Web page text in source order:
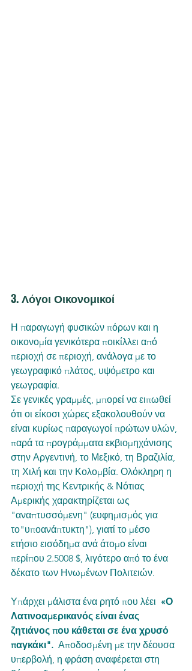
3. Λόγοι Οικονομικοί
Η παραγωγή φυσικών πόρων και η
οικονομία γενικότερα ποικίλλει από
περιοχή σε περιοχή, ανάλογα με το
γεωγραφικό πλάτος, υψόμετρο και
γεωγραφία.
Σε γενικές γραμμές, μπορεί να ειπωθεί
ότι οι είκοσι χώρες εξακολουθούν να
είναι κυρίως παραγωγοί πρώτων υλών,
παρά τα προγράμματα εκβιομηχάνισης
στην Αργεντινή, το Μεξικό, τη Βραζιλία,
τη Χιλή και την Κολομβία. Ολόκληρη η
περιοχή της Κεντρικής & Νότιας
Αμερικής χαρακτηρίζεται ως
"αναπτυσσόμενη" (ευφημισμός για
το"υποανάπτυκτη"), γιατί το μέσο
ετήσιο εισόδημα ανά άτομο είναι
περίπου 2.5008 $, λιγότερο από το ένα
δέκατο των Ηνωμένων Πολιτειών.
Υπάρχει μάλιστα ένα ρητό που λέει «Ο
Λατινοαμερικανός είναι ένας
ζητιάνος που κάθεται σε ένα χρυσό
παγκάκι". Αποδοσμένη με την δέουσα
υπερβολή, η φράση αναφέρεται στη